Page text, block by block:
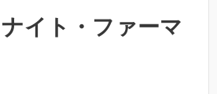
イト・ファーマ